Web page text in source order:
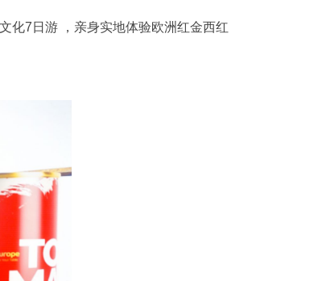
化7日游 ，亲身实地体验欧洲红金西红